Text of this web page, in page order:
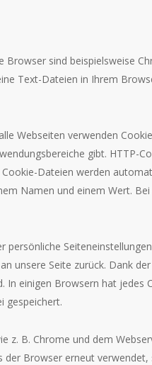
sind beispielsweise
Text-Dateien in Ihrem
Webseiten verwenden
gibt. HTTP-
Dateien werden
Namen und einem Wert.
unsere Seite zurück. Dank
In einigen Browsern hat jedes
gespeichert.
z. B. Chrome und dem
Browser erneut verwendet,